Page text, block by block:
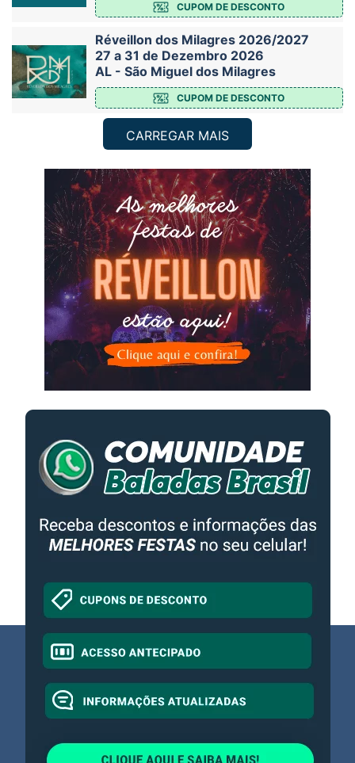
CUPOM DE DESCONTO
Réveillon dos Milagres 2026/2027
27 a 31 de Dezembro 2026
AL - São Miguel dos Milagres
CUPOM DE DESCONTO
CARREGAR MAIS